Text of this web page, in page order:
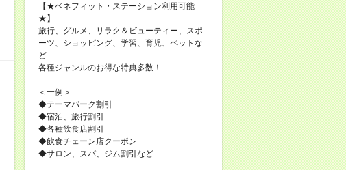
【★ベネフィット・ステーション利用可能
★】
旅行、グルメ、リラク＆ビューティー、スポ
ーツ、ショッピング、学習、育児、ペットな
ど
各種ジャンルのお得な特典多数！
＜一例＞
◆テーマパーク割引
◆宿泊、旅行割引
◆各種飲食店割引
◆飲食チェーン店クーポン
◆サロン、スパ、ジム割引など